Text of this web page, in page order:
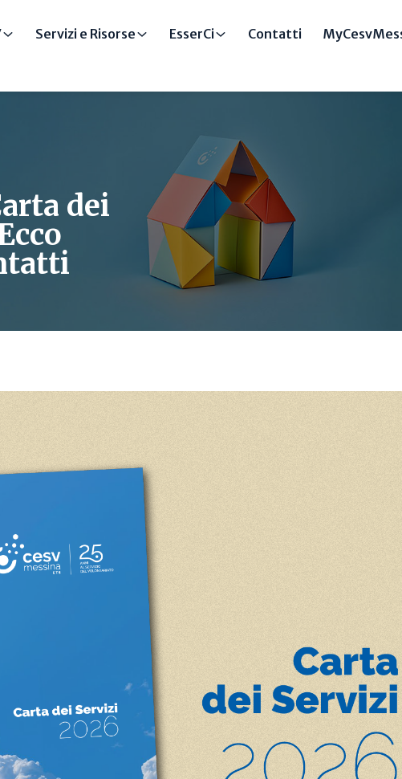
Servizi e Risorse EsserCi Contatti
dei